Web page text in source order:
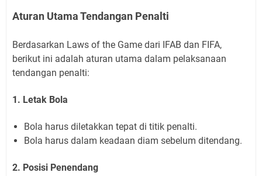
Aturan Utama Tendangan Penalti
Berdasarkan Laws of the Game dari IFAB dan FIFA,
berikut ini adalah aturan utama dalam pelaksanaan
tendangan penalti:
1. Letak Bola
Bola harus diletakkan tepat di titik penalti.
Bola harus dalam keadaan diam sebelum ditendang.
2. Posisi Penendang